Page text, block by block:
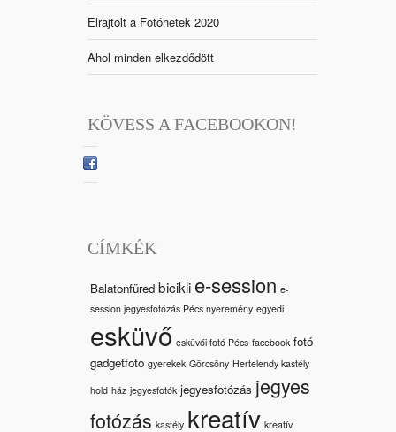
Elrajtolt a Fotóhetek 2020
Ahol minden elkezdődött
KÖVESS A FACEBOOKON!
CÍMKÉK
Balatonfüred bicikli e-session e-
session jegyesfotózás Pécs nyeremény egyedi
esküvő esküvői fotó Pécs facebook fotó
gadgetfoto gyerekek Görcsöny Hertelendy kastély
hold ház jegyesfotók jegyesfotózás jegyes
fotózás kastély kreatív kreatív